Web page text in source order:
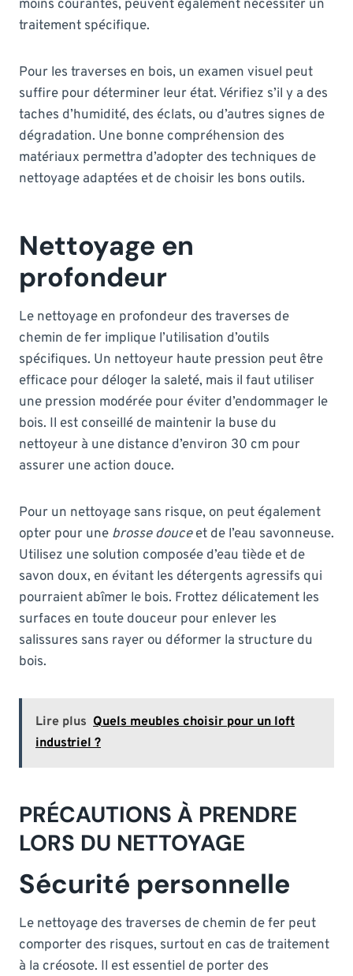
moins courantes, peuvent également nécessiter un
traitement spécifique.
Pour les traverses en bois, un examen visuel peut
suffire pour déterminer leur état. Vérifiez s’il y a des
taches d’humidité, des éclats, ou d’autres signes de
dégradation. Une bonne compréhension des
matériaux permettra d’adopter des techniques de
nettoyage adaptées et de choisir les bons outils.
Nettoyage en
profondeur
Le nettoyage en profondeur des traverses de
chemin de fer implique l’utilisation d’outils
spécifiques. Un nettoyeur haute pression peut être
efficace pour déloger la saleté, mais il faut utiliser
une pression modérée pour éviter d’endommager le
bois. Il est conseillé de maintenir la buse du
nettoyeur à une distance d’environ 30 cm pour
assurer une action douce.
Pour un nettoyage sans risque, on peut également
opter pour une brosse douceet de l’eau savonneuse.
Utilisez une solution composée d’eau tiède et de
savon doux, en évitant les détergents agressifs qui
pourraient abîmer le bois. Frottez délicatement les
surfaces en toute douceur pour enlever les
salissures sans rayer ou déformer la structure du
bois.
Lire plus Quels meubles choisir pour un loft
industriel ?
PRÉCAUTIONS À PRENDRE
LORS DU NETTOYAGE
Sécurité personnelle
Le nettoyage des traverses de chemin de fer peut
comporter des risques, surtout en cas de traitement
à la créosote. Il est essentiel de porter des